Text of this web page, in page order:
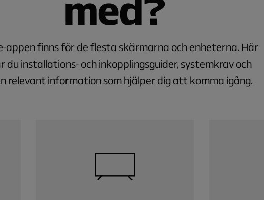
appen finns för de flesta skärmarna och enheterna. Här
du installations- och inkopplingsguider, systemkrav och
relevant information som hjälper dig att komma igång.